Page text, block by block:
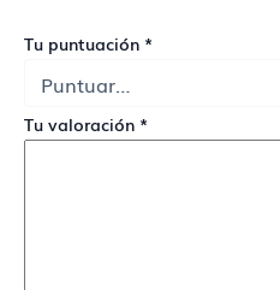
Tu puntuación *
Tu valoración *